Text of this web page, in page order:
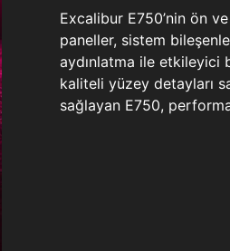
Excalibur E750’nin ön
paneller, sistem
aydınlatma ile etkileyici
kaliteli yüzey detayları
sağlayan E750,